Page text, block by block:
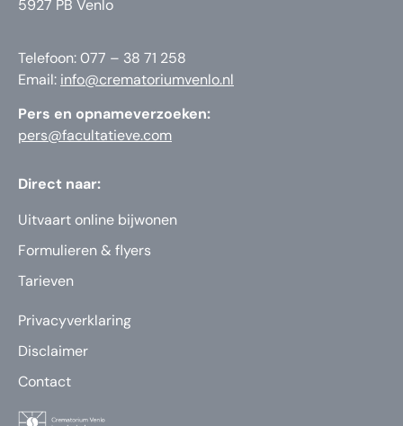
5927 PB Venlo
Telefoon: 077 – 38 71 258
Email: info@crematoriumvenlo.nl
Pers en opnameverzoeken:
pers@facultatieve.com
Direct naar:
Uitvaart online bijwonen
Formulieren & flyers
Tarieven
Privacyverklaring
Disclaimer
Contact